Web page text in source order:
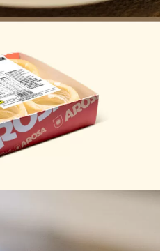
SAC ACESSO PARA PARCEIROS